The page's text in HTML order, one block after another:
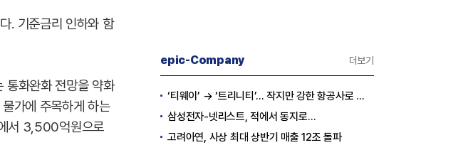
. 기준금리 인하와 함
통화완화 전망을 약화
가에 주목하게 하는
서 3,500억원으로
epic-Company 더보기
‘티웨이’ → ‘트리니티’… 작지만 강한 항공사로 승부
삼성전자-넷리스트, 적에서 동지로…
고려아연, 사상 최대 상반기 매출 12조 돌파